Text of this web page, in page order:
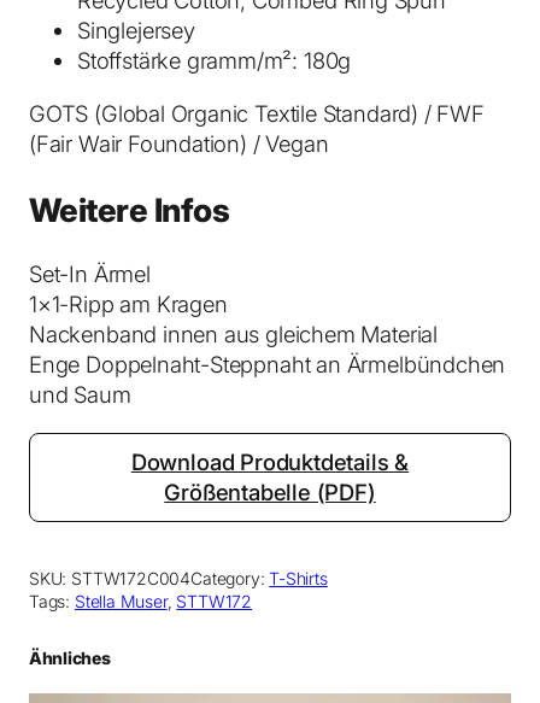
e
n
e
Singlejersey
Stoffstärke gramm/m²: 180g
GOTS (Global Organic Textile Standard) / FWF
(Fair Wair Foundation) / Vegan
Weitere Infos
Set-In Ärmel
1×1-Ripp am Kragen
Nackenband innen aus gleichem Material
Enge Doppelnaht-Steppnaht an Ärmelbündchen
und Saum
Download Produktdetails &
Größentabelle (PDF)
SKU: STTW172C004Category:T-Shirts
Tags: Stella Muser, STTW172
Ähnliches